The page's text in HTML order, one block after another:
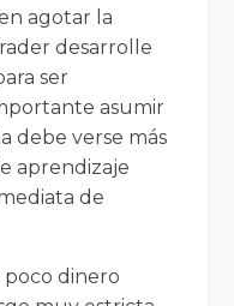
agotar la
desarrolle
ser
asumir
debe verse más
aprendizaje
de
dinero